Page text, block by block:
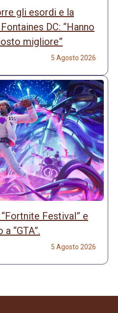
gli esordi e la
DC: “Hanno
migliore”
5 Agosto 2026
Festival” e
“GTA”.
5 Agosto 2026